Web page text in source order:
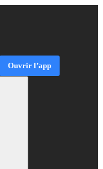
Ouvrir l’app